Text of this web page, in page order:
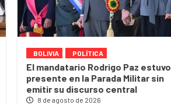
BOLIVIA POLÍTICA
El mandatario Rodrigo Paz estuvo
presente en la Parada Militar sin
emitir su discurso central
8 de agosto de 2026